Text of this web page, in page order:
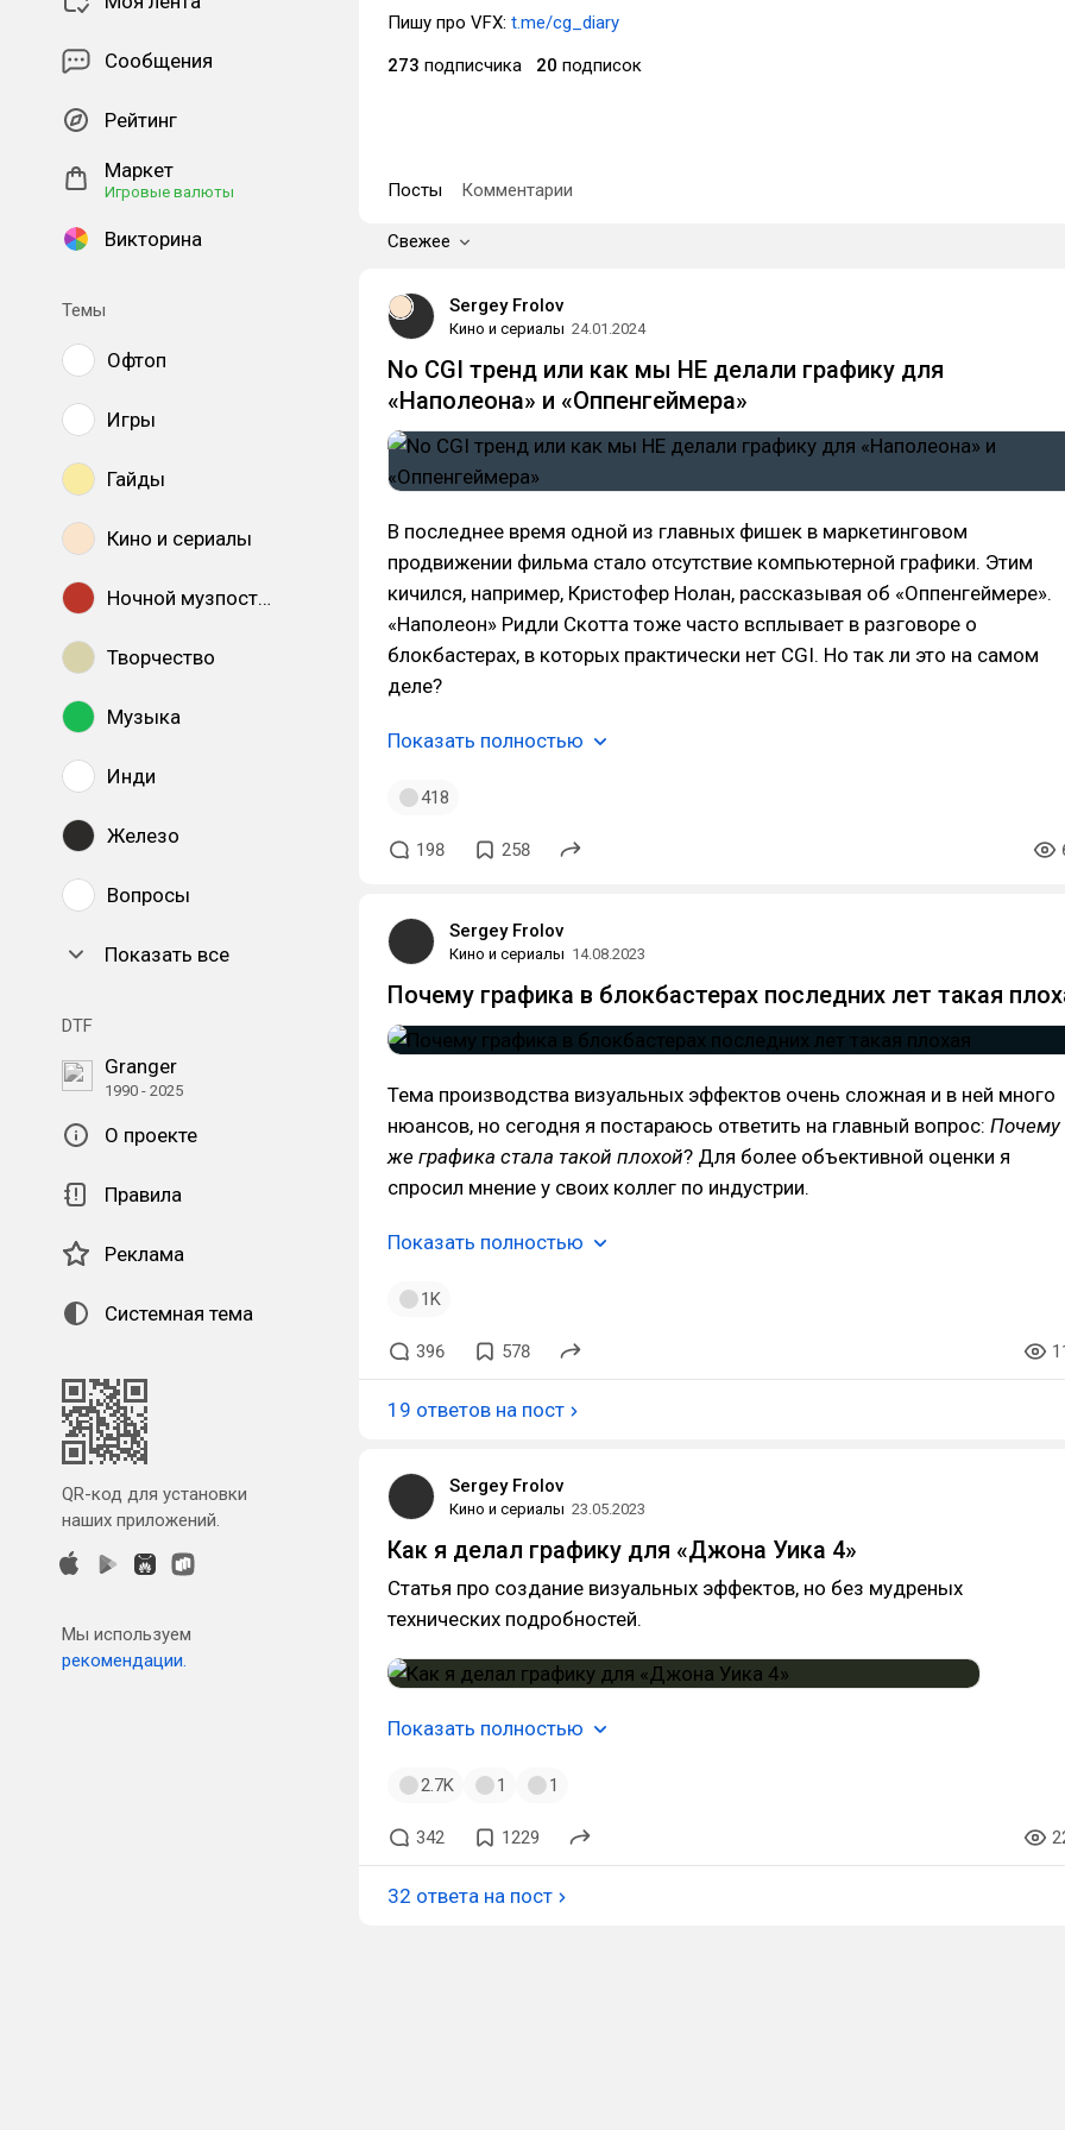
Сообщения
Рейтинг
Маркет
Игровые валюты
Викторина
Темы
Офтоп
Игры
Гайды
Кино и сериалы
Ночной музпостинг
Творчество
Музыка
Инди
Железо
Вопросы
Показать все
DTF
Granger
1990 - 2025
О проекте
Правила
Реклама
Системная тема
QR-код для установки
наших приложений.
Мы используем
рекомендации.
Пишу про VFX: t.me/cg_diary
273 подписчика 20 подписок
Посты Комментарии
Свежее
Sergey Frolov
Кино и сериалы 24.01.2024
No CGI тренд или как мы НЕ делали графику для
«Наполеона» и «Оппенгеймера»
В последнее время одной из главных фишек в маркетинговом
продвижении фильма стало отсутствие компьютерной графики. Этим
кичился, например, Кристофер Нолан, рассказывая об «Оппенгеймере».
«Наполеон» Ридли Скотта тоже часто всплывает в разговоре о
блокбастерах, в которых практически нет CGI. Но так ли это на самом
деле?
Показать полностью
418
198 258
Sergey Frolov
Кино и сериалы 14.08.2023
Почему графика в блокбастерах последних лет такая
Тема производства визуальных эффектов очень сложная и в ней много
нюансов, но сегодня я постараюсь ответить на главный вопрос: Почему
же графика стала такой плохой? Для более объективной оценки я
спросил мнение у своих коллег по индустрии.
Показать полностью
1K
396 578
19 ответов на пост
Sergey Frolov
Кино и сериалы 23.05.2023
Как я делал графику для «Джона Уика 4»
Статья про создание визуальных эффектов, но без мудреных
технических подробностей.
Показать полностью
2.7K 1 1
342 1229
32 ответа на пост